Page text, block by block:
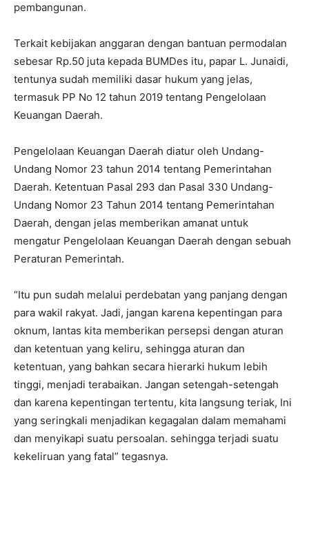
pembangunan.
Terkait kebijakan anggaran dengan bantuan permodalan
sebesar Rp.50 juta kepada BUMDes itu, papar L. Junaidi,
tentunya sudah memiliki dasar hukum yang jelas,
termasuk PP No 12 tahun 2019 tentang Pengelolaan
Keuangan Daerah.
Pengelolaan Keuangan Daerah diatur oleh Undang-
Undang Nomor 23 tahun 2014 tentang Pemerintahan
Daerah. Ketentuan Pasal 293 dan Pasal 330 Undang-
Undang Nomor 23 Tahun 2014 tentang Pemerintahan
Daerah, dengan jelas memberikan amanat untuk
mengatur Pengelolaan Keuangan Daerah dengan sebuah
Peraturan Pemerintah.
“Itu pun sudah melalui perdebatan yang panjang dengan
para wakil rakyat. Jadi, jangan karena kepentingan para
oknum, lantas kita memberikan persepsi dengan aturan
dan ketentuan yang keliru, sehingga aturan dan
ketentuan, yang bahkan secara hierarki hukum lebih
tinggi, menjadi terabaikan. Jangan setengah-setengah
dan karena kepentingan tertentu, kita langsung teriak, Ini
yang seringkali menjadikan kegagalan dalam memahami
dan menyikapi suatu persoalan. sehingga terjadi suatu
kekeliruan yang fatal” tegasnya.